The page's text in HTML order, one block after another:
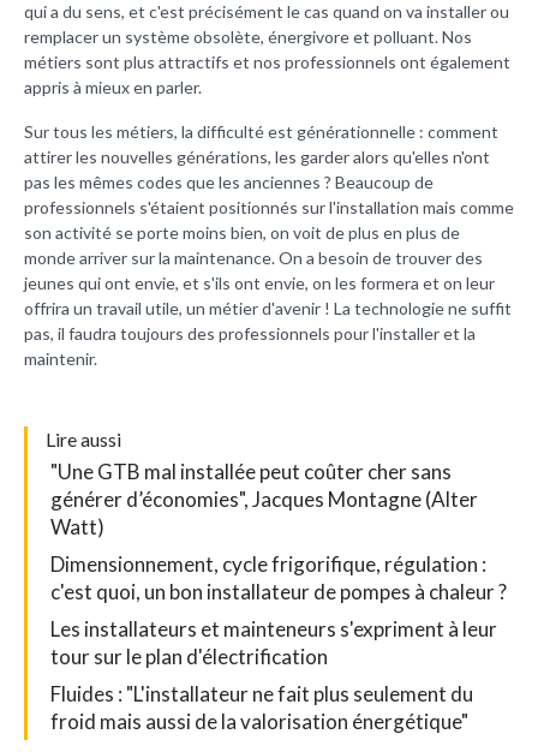
qui a du sens, et c'est précisément le cas quand on va installer ou
remplacer un système obsolète, énergivore et polluant. Nos
métiers sont plus attractifs et nos professionnels ont également
appris à mieux en parler.
Sur tous les métiers, la difficulté est générationnelle : comment
attirer les nouvelles générations, les garder alors qu'elles n'ont
pas les mêmes codes que les anciennes ? Beaucoup de
professionnels s'étaient positionnés sur l'installation mais comme
son activité se porte moins bien, on voit de plus en plus de
monde arriver sur la maintenance. On a besoin de trouver des
jeunes qui ont envie, et s'ils ont envie, on les formera et on leur
offrira un travail utile, un métier d'avenir ! La technologie ne suffit
pas, il faudra toujours des professionnels pour l'installer et la
maintenir.
Lire aussi
"Une GTB mal installée peut coûter cher sans
générer d’économies", Jacques Montagne (Alter
Watt)
Dimensionnement, cycle frigorifique, régulation :
c'est quoi, un bon installateur de pompes à chaleur ?
Les installateurs et mainteneurs s'expriment à leur
tour sur le plan d'électrification
Fluides : "L'installateur ne fait plus seulement du
froid mais aussi de la valorisation énergétique"